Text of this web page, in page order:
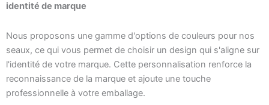
identité de marque
Nous proposons une gamme d'options de couleurs pour nos
seaux, ce qui vous permet de choisir un design qui s'aligne sur
l'identité de votre marque. Cette personnalisation renforce la
reconnaissance de la marque et ajoute une touche
professionnelle à votre emballage.